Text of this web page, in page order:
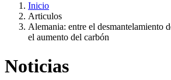
Inicio
Articulos
Alemania: entre el desmantelamiento
el aumento del carbón
Noticias